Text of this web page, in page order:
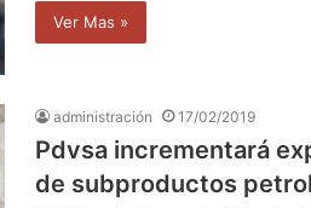
Ver Mas »
administración 17/02/2019
Pdvsa incrementará
de subproductos